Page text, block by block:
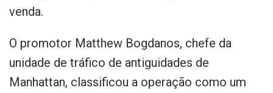
venda.
O promotor Matthew Bogdanos, chefe da
unidade de tráfico de antiguidades de
Manhattan, classificou a operação como um